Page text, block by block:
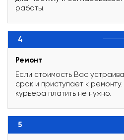
работы.
4
Ремонт
Если стоимость Вас
срок и приступает к
курьера платить не нужно.
5